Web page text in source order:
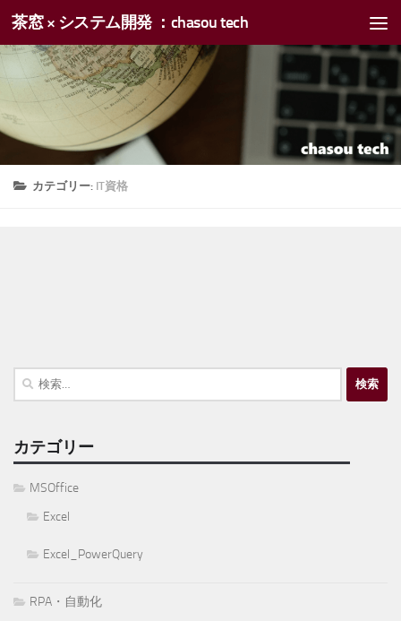
コンテンツへスキップ
茶窓 × システム開発 ：chasou tech
カテゴリー: IT資格
検
カテゴリー
MSOffice
Excel
Excel_PowerQuery
RPA・自動化